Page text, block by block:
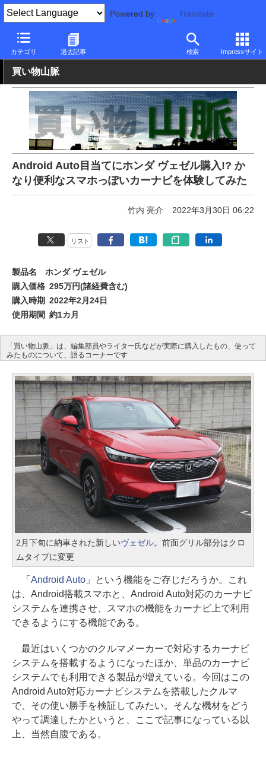
Powered by Translate
カテゴリ 過去記事 検索 Impressサイト
PC Watch 市場 サービス
買い物山脈
Android Auto目当てにホンダ ヴェゼル購入!? か
なり便利なスマホっぽいカーナビを体験してみた
竹内 亮介 2022年3月30日 06:22
リスト
製品名
ホンダ ヴェゼル
購入価格 295万円(諸経費含む)
購入時期 2022年2月24日
使用期間 約1カ月
「買い物山脈」は、編集部員やライター氏などが実際に購入したもの、使って
みたものについて、語るコーナーです
2月下旬に納車された新しいヴェゼル。前面グリル部分はクロ
ムタイプに変更
「 Android Auto」という機能をご存じだろうか。これ
は、Android搭載スマホと、Android Auto対応のカーナビ
システムを連携させ、スマホの機能をカーナビ上で利用
できるようにする機能である。
最近はいくつかのクルマメーカーで対応するカーナビ
システムを搭載するようになったほか、単品のカーナビ
システムでも利用できる製品が増えている。今回はこの
Android Auto対応カーナビシステムを搭載したクルマ
で、その使い勝手を検証してみたい。そんな機材をどう
やって調達したかというと、ここで記事になっている以
上、当然自腹である。